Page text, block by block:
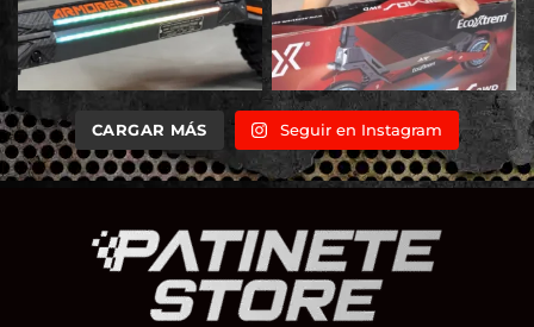
CARGAR MÁS Seguir en Instagram